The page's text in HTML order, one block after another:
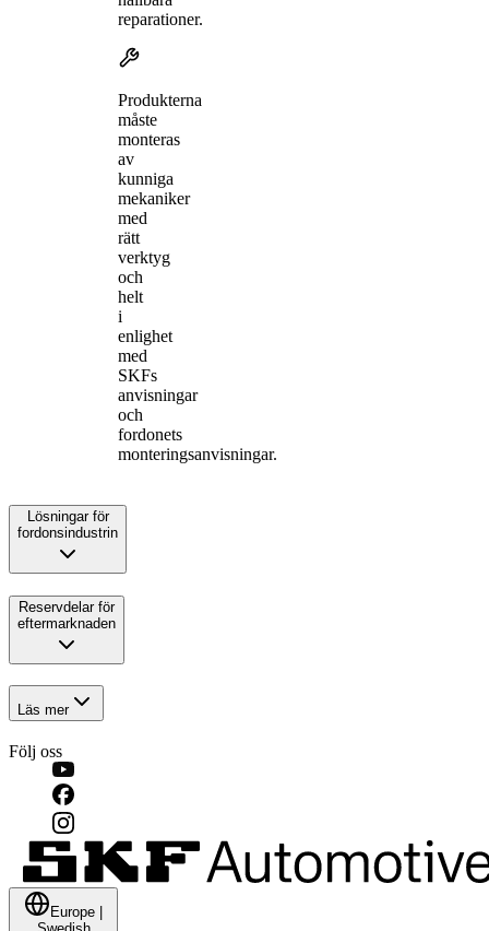
reparationer.
Produkterna
måste
monteras
av
kunniga
mekaniker
med
rätt
verktyg
och
helt
i
enlighet
med
SKFs
anvisningar
och
fordonets
monteringsanvisningar.
Lösningar för
fordonsindustrin
Reservdelar för
eftermarknaden
Läs mer
Följ oss
Europe